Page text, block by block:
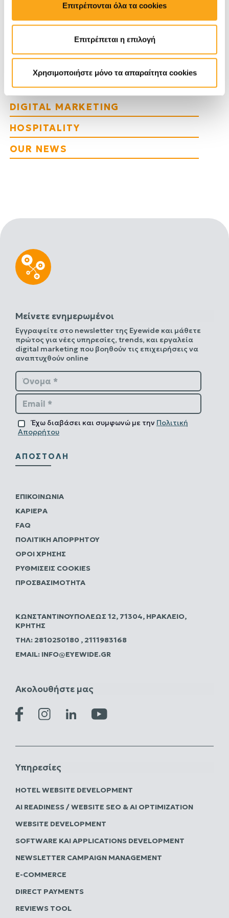
Επιτρέπονται όλα τα cookies
Επιτρέπεται η επιλογή
Χρησιμοποιήστε μόνο τα απαραίτητα cookies
EYEWIDE DIGITAL MARKETING
AGENCY
WEB DEVELOPMENT
DIGITAL MARKETING
HOSPITALITY
OUR NEWS
Μείνετε ενημερωμένοι
Εγγραφείτε στο newsletter της Eyewide και μάθετε
πρώτος για νέες υπηρεσίες, trends, και εργαλεία
digital marketing που βοηθούν τις επιχειρήσεις να
αναπτυχθούν online
Όνομα *
Email *
Έχω διαβάσει και συμφωνώ με την Πολιτική
Απορρήτου
ΑΠΟΣΤΟΛΉ
ΕΠΙΚΟΙΝΩΝΊΑ
ΚΑΡΙΈΡΑ
FAQ
ΠΟΛΙΤΙΚΗ ΑΠΟΡΡΗΤΟΥ
ΌΡΟΙ ΧΡΉΣΗΣ
ΡΥΘΜΊΣΕΙΣ COOKIES
ΠΡΟΣΒΑΣΙΜΌΤΗΤΑ
ΚΩΝΣΤΑΝΤΙΝΟΥΠΌΛΕΩΣ 12, 71304, ΗΡΆΚΛΕΙΟ,
ΚΡΉΤΗΣ
ΤΗΛ: 2810250180 , 2111983168
EMAIL: INFO@EYEWIDE.GR
Ακολουθήστε μας
Υπηρεσίες
HOTEL WEBSITE DEVELOPMENT
AI READINESS / WEBSITE SEO & AI OPTIMIZATION
WEBSITE DEVELOPMENT
SOFTWARE ΚΑΙ APPLICATIONS DEVELOPMENT
NEWSLETTER CAMPAIGN MANAGEMENT
E-COMMERCE
DIRECT PAYMENTS
REVIEWS TOOL